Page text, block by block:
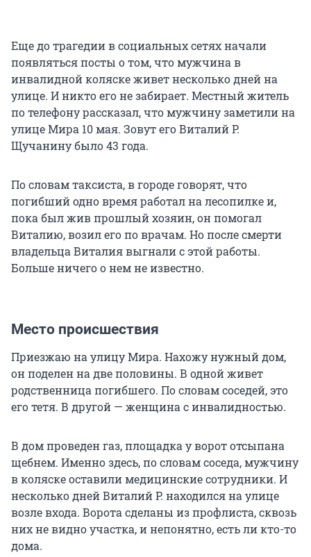
Еще до трагедии в социальных сетях начали
появляться посты о том, что мужчина в
инвалидной коляске живет несколько дней на
улице. И никто его не забирает. Местный житель
по телефону рассказал, что мужчину заметили на
улице Мира 10 мая. Зовут егоВиталий Р.
Щучанину было 43 года.
По словам таксиста, в городе говорят, что
погибший одно время работал на лесопилке и,
пока был жив прошлый хозяин, он помогал
Виталию, возил его по врачам. Но после смерти
владельца Виталия выгнали с этой работы.
Больше ничего о нем не известно.
Место происшествия
Приезжаю на улицу Мира. Нахожу нужный дом,
он поделен на две половины. В одной живет
родственница погибшего. По словам соседей, это
его тетя. В другой — женщина с инвалидностью.
В дом проведен газ, площадка у ворот отсыпана
щебнем. Именно здесь, по словам соседа, мужчину
в коляске оставили медицинские сотрудники. И
несколько днейВиталий Р. находился на улице
возле входа. Ворота сделаны из профлиста, сквозь
них не видно участка, и непонятно, есть ли кто-то
дома.